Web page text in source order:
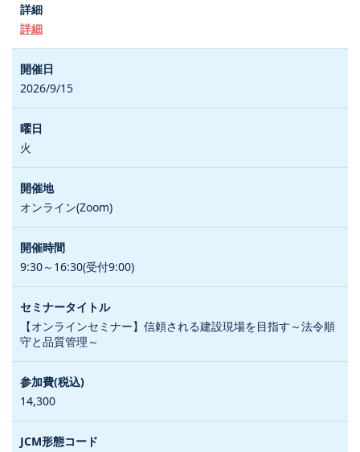
詳細
2026/9/15
火
オンライン(Zoom)
9:30～16:30(受付9:00)
【オンラインセミナー】信頼される建設現場を目指す～法令順
守と品質管理～
14,300